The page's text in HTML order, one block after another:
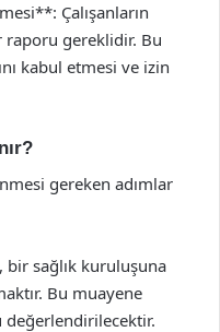
Çalışanların
raporu gereklidir. Bu
kabul etmesi ve izin
gereken adımlar
sağlık kuruluşuna
Bu muayene
değerlendirilecektir.